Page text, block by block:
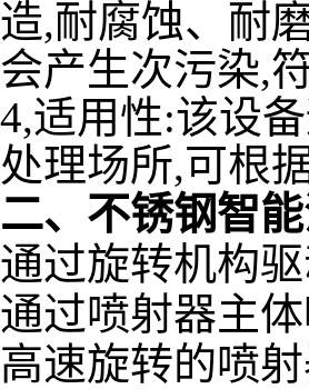
造,耐腐蚀、耐
会产生次污染,
4,适用性:该设
处理场所,可根
二、不锈钢智
通过旋转机构
通过喷射器主
高速旋转的喷